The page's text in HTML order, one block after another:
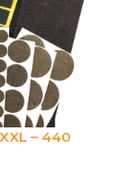
– 440